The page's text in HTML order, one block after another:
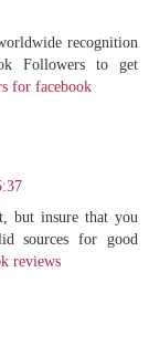
recognition
Followers to get
for facebook
but insure that you
sources for good
reviews